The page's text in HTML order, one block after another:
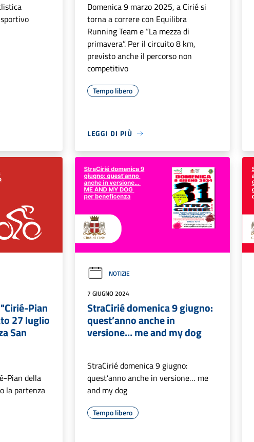
Domenica 9 marzo 2025, a Cirié si
torna a correre con Equilibra
Running Team e “La mezza di
primavera”. Per il circuito 8 km,
previsto anche il percorso non
competitivo
Tempo libero
LEGGI DI PIÙ
Pian
27 luglio
San
Pian della
la partenza
NOTIZIE
7 GIUGNO 2024
StraCirié domenica 9 giugno:
quest’anno anche in
versione… me and my dog
StraCirié domenica 9 giugno:
quest’anno anche in versione… me
and my dog
Tempo libero